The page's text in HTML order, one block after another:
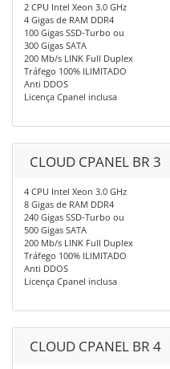
2 CPU Intel Xeon 3.0 GHz
4 Gigas de RAM DDR4
100 Gigas SSD-Turbo ou
300 Gigas SATA
200 Mb/s LINK Full Duplex
Tráfego 100% ILIMITADO
Anti DDOS
Licença Cpanel inclusa
CLOUD CPANEL BR 3
4 CPU Intel Xeon 3.0 GHz
8 Gigas de RAM DDR4
240 Gigas SSD-Turbo ou
500 Gigas SATA
200 Mb/s LINK Full Duplex
Tráfego 100% ILIMITADO
Anti DDOS
Licença Cpanel inclusa
CLOUD CPANEL BR 4